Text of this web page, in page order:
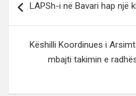
te
LAPSh-i në Bavari hap një
Këshilli Koordinues i
mbajti takimin e